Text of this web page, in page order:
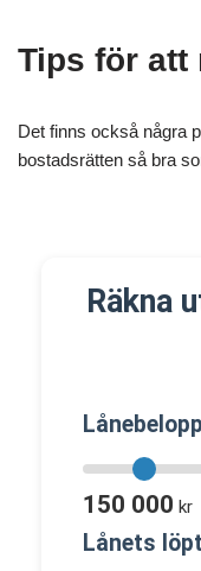
Tips för att
Det finns också några
bostadsrätten så bra
Räkna
150 000 kr
Lånets